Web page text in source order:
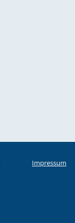
Impressum